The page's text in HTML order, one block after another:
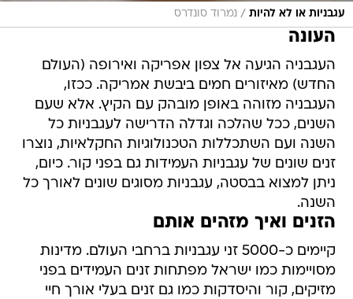
עגבניות או לא להיות / נמרוד סונדרס
העונה
העגבניה הגיעה אל צפון אפריקה ואירופה (העולם
החדש) מאיזורים חמים ביבשת אמריקה. ככזו,
העגבניה מזוהה באופן מובהק עם הקיץ. אלא שעם
השנים, ככל שהלכה וגדלה הדרישה לעגבניות כל
השנה ועם השתכללות הטכנולוגיות החקלאיות, נוצרו
זנים שונים של עגבניות העמידות גם בפני קור. כיום,
ניתן למצוא בבסטה, עגבניות מסוגים שונים לאורך כל
השנה.
הזנים ואיך מזהים אותם
קיימים כ-5000 זני עגבניות ברחבי העולם. מדינות
מסויימות כמו ישראל מפתחות זנים העמידים בפני
מזיקים, קור והיסדקות כמו גם זנים בעלי אורך חיי